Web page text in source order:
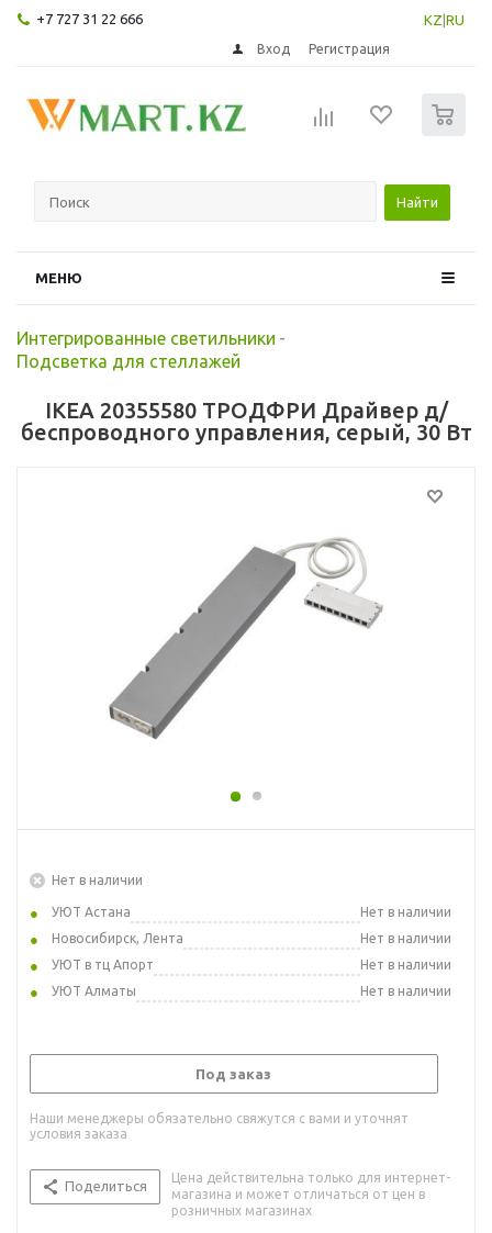
+7 727 31 22 666 KZ RU
Вход Регистрация
Найти
МЕНЮ
Интегрированные светильники -
Подсветка для стеллажей
IKEA 20355580 ТРОДФРИ Драйвер д/
беспроводного управления, серый, 30 Вт
Нет в наличии
УЮТ Астана
Нет в наличии
Новосибирск, Лента
Нет в наличии
УЮТ в тц Апорт
Нет в наличии
УЮТ Алматы
Нет в наличии
Под заказ
Наши менеджеры обязательно свяжутся с вами и уточнят
условия заказа
Поделиться
Цена действительна только для интернет-
магазина и может отличаться от цен в
розничных магазинах